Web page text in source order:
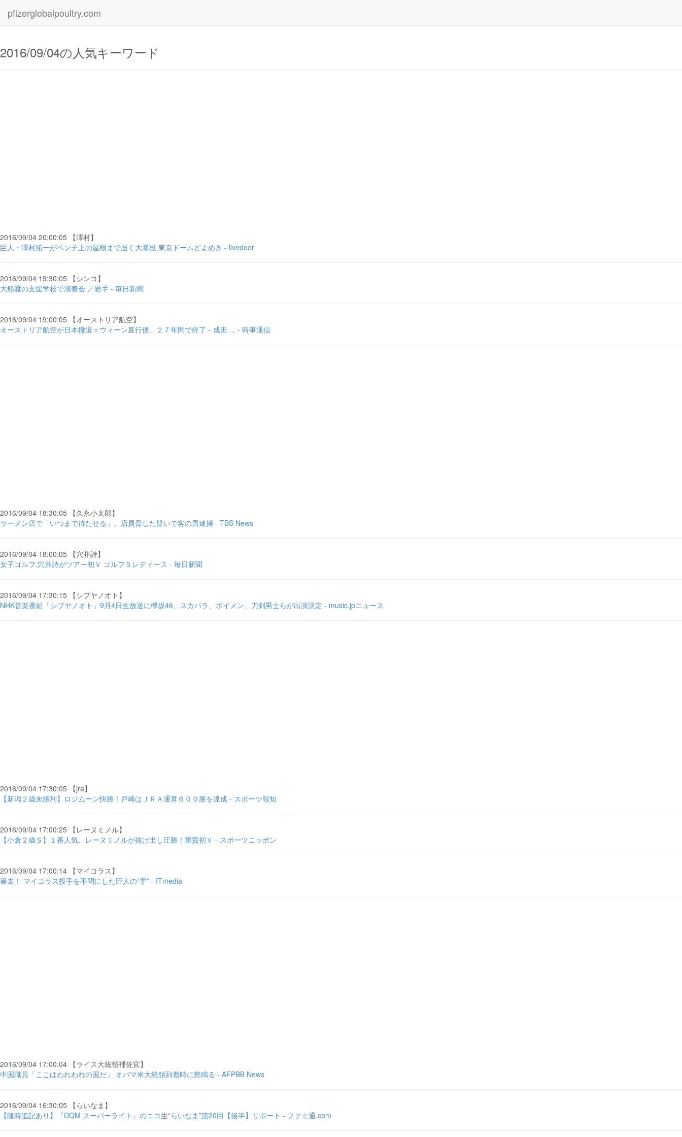
pfizerglobalpoultry.com
2016/09/04の人気キーワード
2016/09/04 20:00:05 【澤村】
巨人・澤村拓一がベンチ上の屋根まで届く大暴投 東京ドームどよめき - livedoor
2016/09/04 19:30:05 【シンコ】
大船渡の支援学校で演奏会 ／岩手 - 毎日新聞
2016/09/04 19:00:05 【オーストリア航空】
オーストリア航空が日本撤退＝ウィーン直行便、２７年間で終了－成田 ... - 時事通信
2016/09/04 18:30:05 【久永小太郎】
ラーメン店で「いつまで待たせる」、店員脅した疑いで客の男逮捕 - TBS News
2016/09/04 18:00:05 【穴井詩】
女子ゴルフ:穴井詩がツアー初Ｖ ゴルフ５レディース - 毎日新聞
2016/09/04 17:30:15 【シブヤノオト】
NHK音楽番組「シブヤノオト」9月4日生放送に欅坂46、スカパラ、ボイメン、刀剣男士らが出演決定 - music.jpニュース
2016/09/04 17:30:05 【jra】
【新潟２歳未勝利】ロジムーン快勝！戸崎はＪＲＡ通算６００勝を達成 - スポーツ報知
2016/09/04 17:00:25 【レーヌミノル】
【小倉２歳Ｓ】１番人気、レーヌミノルが抜け出し圧勝！重賞初Ｖ - スポーツニッポン
2016/09/04 17:00:14 【マイコラス】
暴走！ マイコラス投手を不問にした巨人の“罪” - ITmedia
2016/09/04 17:00:04 【ライス大統領補佐官】
中国職員「ここはわれわれの国だ」 オバマ米大統領到着時に怒鳴る - AFPBB News
2016/09/04 16:30:05 【らいなま】
【随時追記あり】『DQM スーパーライト』のニコ生“らいなま”第20回【後半】リポート - ファミ通.com